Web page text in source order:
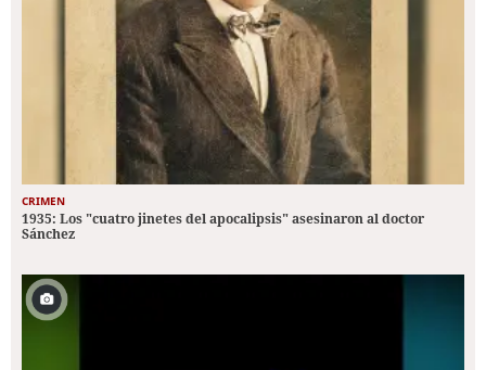
CRIMEN
1935: Los "cuatro jinetes del apocalipsis" asesinaron al doctor
Sánchez